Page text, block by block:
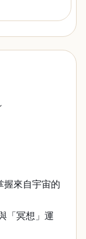
來自宇宙的
「冥想」運